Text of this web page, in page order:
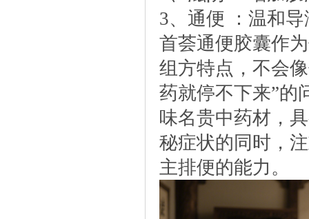
3、通便：温和导
首荟通便胶囊作
组方特点，不会
药就停不下来”的
味名贵中药材，
秘症状的同时，
主排便的能力。